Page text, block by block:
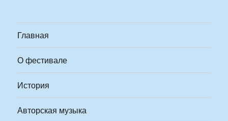
Главная
О фестивале
История
Авторская музыка